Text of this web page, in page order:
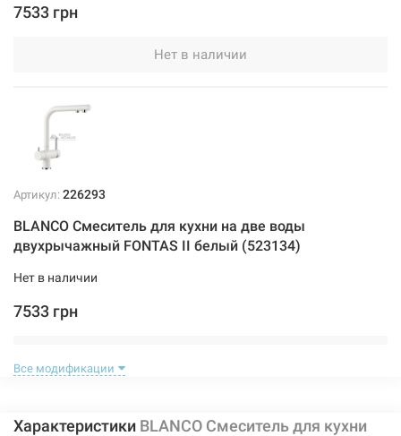
7533 грн
Нет в наличии
Артикул: 226293
BLANCO Смеситель для кухни на две воды
двухрычажный FONTAS II белый (523134)
Нет в наличии
7533 грн
Все модификации
Характеристики BLANCO Смеситель для кухни